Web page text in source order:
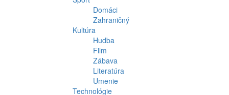
Domáci
Zahraničný
Kultúra
Hudba
Film
Zábava
Literatúra
Umenie
Technológie